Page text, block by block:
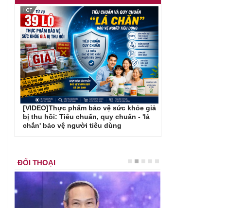
[VIDEO]Thực phẩm bảo vệ sức khỏe giả
bị thu hồi: Tiêu chuẩn, quy chuẩn - 'lá
chắn' bảo vệ người tiêu dùng
ĐỐI THOẠI